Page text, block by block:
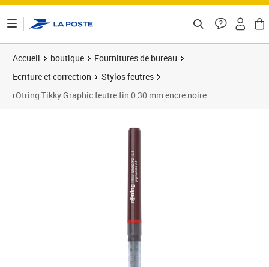
Accueil boutique
Fournitures de bureau
Ecriture et correction
Stylos feutres
rOtring Tikky Graphic feutre fin 0 30 mm encre noire